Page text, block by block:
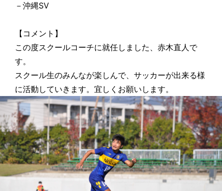
－沖縄SV
【コメント】
この度スクールコーチに就任しました、赤木直人で
す。
スクール生のみんなが楽しんで、サッカーが出来る様
に活動していきます。宜しくお願いします。